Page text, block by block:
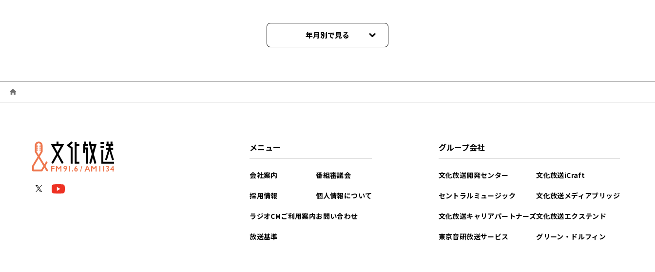
年月別で見る
2026年03月
2026年02月
メニュー
会社案内
採用情報
ラジオCMご利用案内
放送基準
番組審議会
個人情報について
お問い合わせ
グループ会社
文化放送開発センター
セントラルミュージック
文化放送キャリアパートナーズ
東京音研放送サービス
文化放送iCraft
文化放送メディアブリッジ
文化放送エクステンド
グリーン・ドルフィン